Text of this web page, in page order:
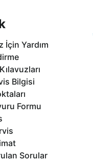
İçin Yardım
Bilgisi
Formu
Sorular